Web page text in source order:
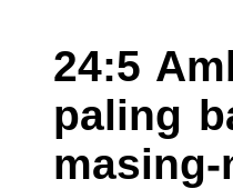
24:5
paling